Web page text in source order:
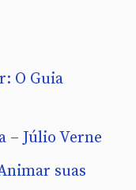
O Guia
– Júlio Verne
suas